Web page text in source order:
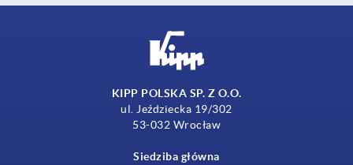
KIPP POLSKA SP. Z O.O.
ul. Jeździecka 19/302
53-032 Wrocław
Siedziba główna